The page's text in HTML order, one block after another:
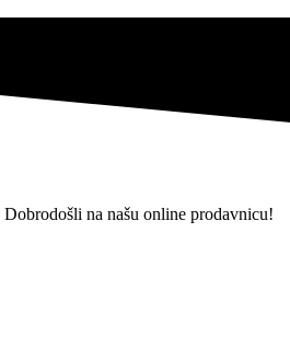
Dobrodošli na našu online prodavnicu!